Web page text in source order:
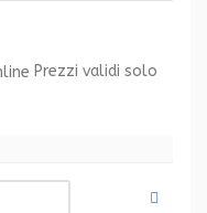
Prezzi validi solo